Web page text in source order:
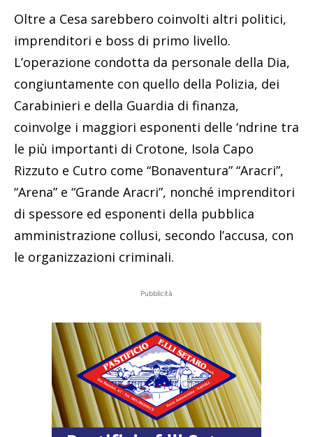
Oltre a Cesa sarebbero coinvolti altri politici,
imprenditori e boss di primo livello.
L’operazione condotta da personale della Dia,
congiuntamente con quello della Polizia, dei
Carabinieri e della Guardia di finanza,
coinvolge i maggiori esponenti delle ‘ndrine tra
le più importanti di Crotone, Isola Capo
Rizzuto e Cutro come “Bonaventura” “Aracri”,
“Arena” e “Grande Aracri”, nonché imprenditori
di spessore ed esponenti della pubblica
amministrazione collusi, secondo l’accusa, con
le organizzazioni criminali.
Pubblicità